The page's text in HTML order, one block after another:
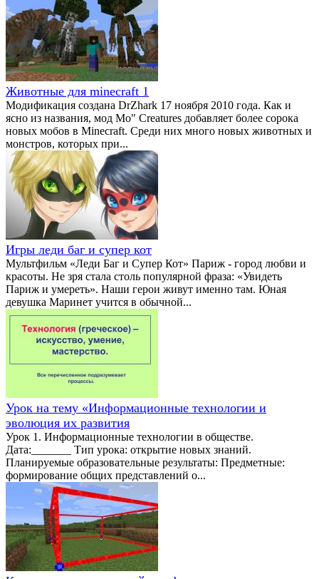
Животные для minecraft 1
Модификация создана DrZhark 17 ноября 2010 года. Как и
ясно из названия, мод Mo" Creatures добавляет более сорока
новых мобов в Minecraft. Среди них много новых животных и
монстров, которых при...
Игры леди баг и супер кот
Мультфильм «Леди Баг и Супер Кот» Париж - город любви и
красоты. Не зря стала столь популярной фраза: «Увидеть
Париж и умереть». Наши герои живут именно там. Юная
девушка Маринет учится в обычной...
Урок на тему «Информационные технологии и
эволюция их развития
Урок 1. Информационные технологии в обществе.
Дата:_______ Тип урока: открытие новых знаний.
Планируемые образовательные результаты: Предметные:
формирование общих представлений о...